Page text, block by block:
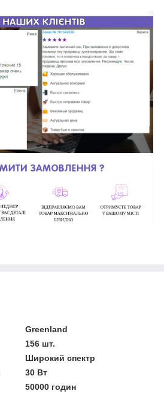
Greenland
156 шт.
Широкий спектр
30 Вт
50000 годин